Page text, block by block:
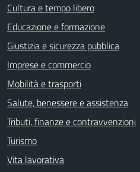
Cultura e tempo libero
Educazione e formazione
Giustizia e sicurezza pubblica
Imprese e commercio
Mobilità e trasporti
Salute, benessere e assistenza
Tributi, finanze e contravvenzioni
Turismo
Vita lavorativa